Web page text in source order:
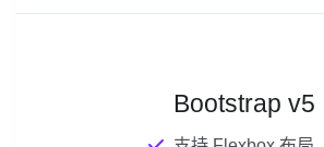
Bootstrap v5